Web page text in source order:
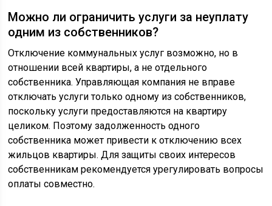
Можно ли ограничить услуги за неуплату
одним из собственников?
Отключение коммунальных услуг возможно, но в
отношении всей квартиры, а не отдельного
собственника. Управляющая компания не вправе
отключать услуги только одному из собственников,
поскольку услуги предоставляются на квартиру
целиком. Поэтому задолженность одного
собственника может привести к отключению всех
жильцов квартиры. Для защиты своих интересов
собственникам рекомендуется урегулировать вопросы
оплаты совместно.